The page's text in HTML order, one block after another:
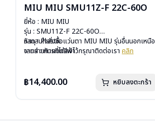
MIU MIU SMU11Z-F 22C-60O
ยี่ห้อ : MIU MIU
รุ่น : SMU11Z-F 22C-60O
วัสดุ : Plastic
เลนส์ : กันแดดสีฟ้า
อุปกรณ์ : กล่องแว่น , ผ้าเช็ดแว่น
หากสนใจสั่งชื้อแว่นตา MIU MIU รุ่นอื่นนอกเหนือ
จากรายการที่ได้ลงไว้กรุณาติดต่อเรา คลิก
฿14,400.00 หยิบลงตะกร้า